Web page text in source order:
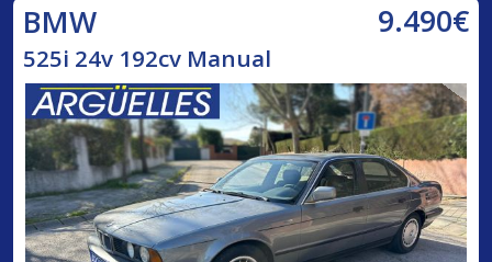
BMW 9.490€
525i 24v 192cv Manual